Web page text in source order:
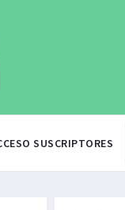
SUSCRIPTORES